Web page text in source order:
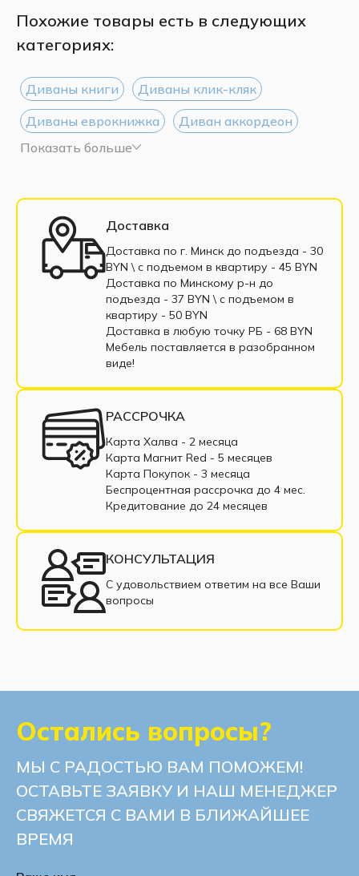
Похожие товары есть в следующих
категориях:
Диваны книги
Диваны клик-кляк
Диваны еврокнижка
Диван аккордеон
Диваны Дельфин
Диваны 200 см
Трёхместные диван
Односпальные диваны
Софа
Диваны с пенополиуретаном
Диваны пантограф
Диваны с пружинным блоком
Маленькие диваны
Большие диваны
Диваны с подлокотниками
Диваны из ткани
Диваны в рассрочку
Недорогие диваны
Прямые диваны
Раскладные диваны
Диваны из рогожки
Диваны из велюра
Современные диваны
Диваны с нишей для белья
Показать больше
Доставка
Доставка по г. Минск до подъезда - 30
BYN \ c подъемом в квартиру - 45 BYN
Доставка по Минскому р-н до
подъезда - 37 BYN \ c подъемом в
квартиру - 50 BYN
Доставка в любую точку РБ - 68 BYN
Мебель поставляется в разобранном
виде!
РАССРОЧКА
Карта Халва - 2 месяца
Карта Магнит Red - 5 месяцев
Карта Покупок - 3 месяца
Беспроцентная рассрочка до 4 мес.
Кредитование до 24 месяцев
КОНСУЛЬТАЦИЯ
С удовольствием ответим на все Ваши
вопросы
Остались вопросы?
МЫ С РАДОСТЬЮ ВАМ ПОМОЖЕМ!
ОСТАВЬТЕ ЗАЯВКУ И НАШ МЕНЕДЖЕР
СВЯЖЕТСЯ С ВАМИ В БЛИЖАЙШЕЕ
ВРЕМЯ